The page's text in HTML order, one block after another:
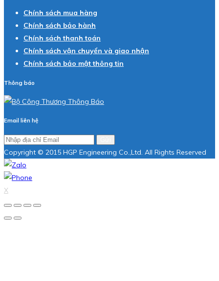
Chính sách mua hàng
Chính sách bảo hành
Chính sách thanh toán
Chính sách vận chuyển và giao nhận
Chính sách bảo mật thông tin
Thông báo
Email liên hệ
Copyright © 2015 HGP Engineering Co.,Ltd. All Rights Reserved
X